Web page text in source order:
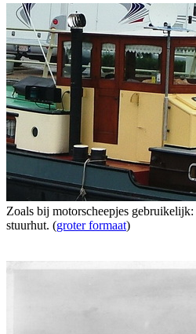
Zoals bij motorscheepjes gebruikelijk:
stuurhut. (groter formaat)